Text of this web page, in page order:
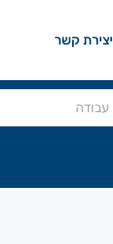
יצירת קשר